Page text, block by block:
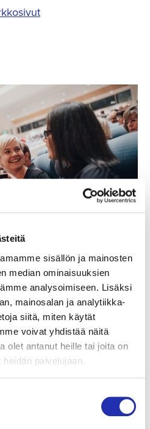
sisällön ja mainosten
median ominaisuuksien
analysoimiseen. Lisäksi
mainosalan ja analytiikka-
siitä, miten käytät
voivat yhdistää näitä
olet antanut heille tai joita on
palvelujaan.
Vaahtera
nauttia
tai väliajalla